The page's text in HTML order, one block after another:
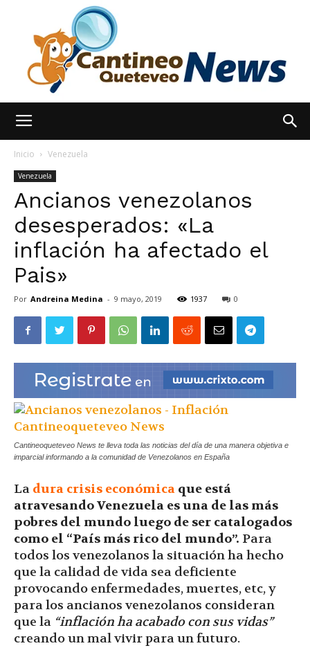
Noticias
hoy
|
Ultima
Hora
|
Inicio Venezuela
Venezuela
Ancianos venezolanos
desesperados: «La
inflación ha afectado el
Pais»
Por Andreina Medina - 9 mayo, 2019 1937 0
Cantineoqueteveo News te lleva toda las noticias del día de una manera objetiva e
imparcial informando a la comunidad de Venezolanos en España
La dura crisis económica que está
atravesando Venezuela es una de las más
pobres del mundo luego de ser catalogados
como el “País más rico del mundo”. Para
todos los venezolanos la situación ha hecho
que la calidad de vida sea deficiente
provocando enfermedades, muertes, etc, y
para los ancianos venezolanos consideran
que la “inflación ha acabado con sus vidas”
creando un mal vivir para un futuro.